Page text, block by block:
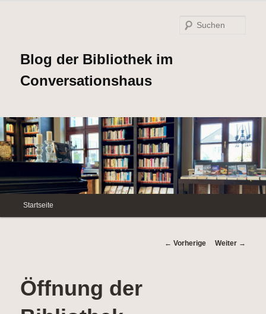
Blog der Bibliothek im
Conversationshaus
Hauptmenü
Zum
Startseite
Beitrags-
← Vorherige Weiter →
Öffnung der